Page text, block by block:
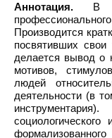
Аннотация. В
Производится
посвятивших
делается вывод о
мотивов,
людей
деятельности (в
социологического